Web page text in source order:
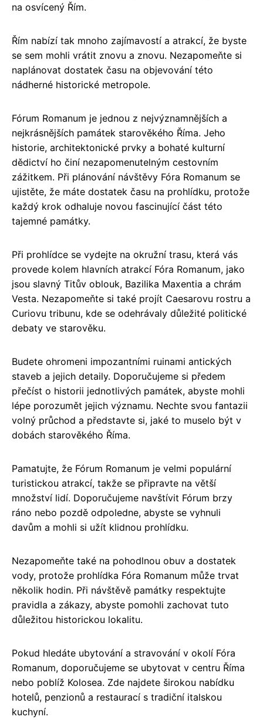
na osvícený Řím.
Řím nabízí tak mnoho zajímavostí a atrakcí, že byste
se sem mohli vrátit znovu a znovu. Nezapomeňte si
naplánovat dostatek času na objevování této
nádherné historické metropole.
Fórum Romanum je jednou z nejvýznamnějších a
nejkrásnějších památek starověkého Říma. Jeho
historie, architektonické prvky a bohaté kulturní
dědictví ho činí nezapomenutelným cestovním
zážitkem. Při plánování návštěvy Fóra Romanum se
ujistěte, že máte dostatek času na prohlídku, protože
každý krok odhaluje novou fascinující část této
tajemné památky.
Při prohlídce se vydejte na okružní trasu, která vás
provede kolem hlavních atrakcí Fóra Romanum, jako
jsou slavný Titův oblouk, Bazilika Maxentia a chrám
Vesta. Nezapomeňte si také projít Caesarovu rostru a
Curiovu tribunu, kde se odehrávaly důležité politické
debaty ve starověku.
Budete ohromeni impozantními ruinami antických
staveb a jejich detaily. Doporučujeme si předem
přečíst o historii jednotlivých památek, abyste mohli
lépe porozumět jejich významu. Nechte svou fantazii
volný průchod a představte si, jaké to muselo být v
dobách starověkého Říma.
Pamatujte, že Fórum Romanum je velmi populární
turistickou atrakcí, takže se připravte na větší
množství lidí. Doporučujeme navštívit Fórum brzy
ráno nebo pozdě odpoledne, abyste se vyhnuli
davům a mohli si užít klidnou prohlídku.
Nezapomeňte také na pohodlnou obuv a dostatek
vody, protože prohlídka Fóra Romanum může trvat
několik hodin. Při návštěvě památky respektujte
pravidla a zákazy, abyste pomohli zachovat tuto
důležitou historickou lokalitu.
Pokud hledáte ubytování a stravování v okolí Fóra
Romanum, doporučujeme se ubytovat v centru Říma
nebo poblíž Kolosea. Zde najdete širokou nabídku
hotelů, penzionů a restaurací s tradiční italskou
kuchyní.